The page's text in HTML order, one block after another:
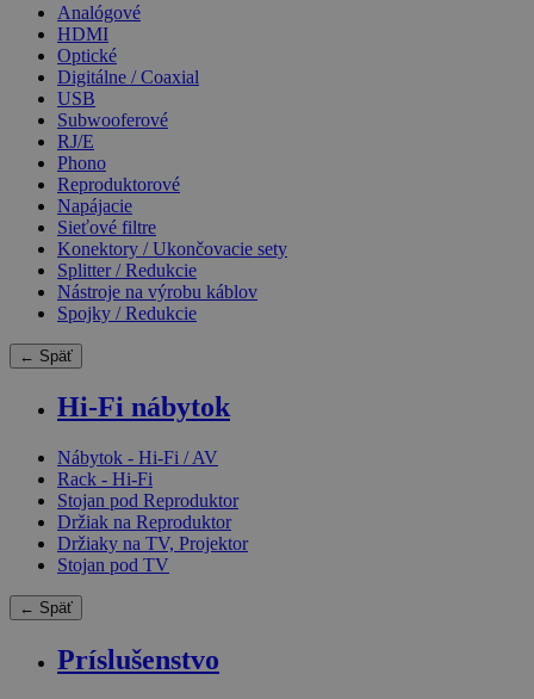
Analógové
HDMI
Optické
Digitálne / Coaxial
USB
Subwooferové
RJ/E
Phono
Reproduktorové
Napájacie
Sieťové filtre
Konektory / Ukončovacie sety
Splitter / Redukcie
Nástroje na výrobu káblov
Spojky / Redukcie
← Späť
Hi-Fi nábytok
Nábytok - Hi-Fi / AV
Rack - Hi-Fi
Stojan pod Reproduktor
Držiak na Reproduktor
Držiaky na TV, Projektor
Stojan pod TV
← Späť
Príslušenstvo